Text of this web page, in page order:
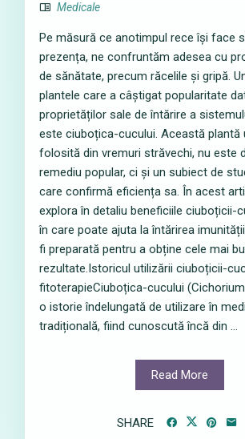
Medicale
Pe măsură ce anotimpul rece își face
prezența, ne confruntăm adesea cu
de sănătate, precum răcelile și gripă.
plantele care a câștigat popularitate
proprietăților sale de întărire a
este ciuboțica-cucului. Această plantă
folosită din vremuri străvechi, nu este
remediu popular, ci și un subiect de
care confirmă eficiența sa. În acest
explora în detaliu beneficiile ciuboțicii-
în care poate ajuta la întărirea
fi preparată pentru a obține cele mai
rezultate.Istoricul utilizării ciuboțicii-
fitoterapieCiuboțica-cucului
o istorie îndelungată de utilizare în
tradițională, fiind cunoscută încă din ...
Read More
SHARE